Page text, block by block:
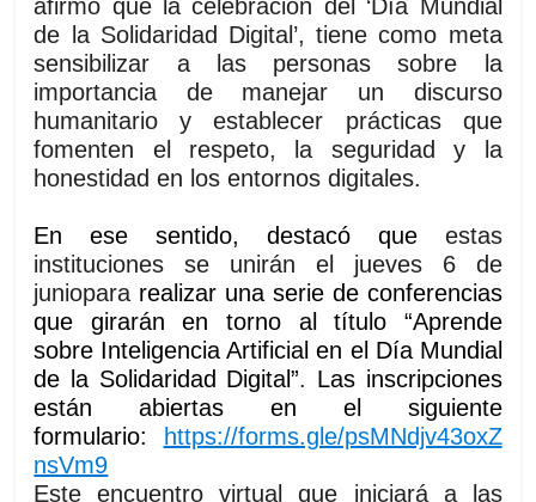
afirmó que la celebración del ‘Día Mundial
de la Solidaridad Digital’, tiene como meta
sensibilizar a las personas sobre la
importancia de manejar un discurso
humanitario y establecer prácticas que
fomenten el respeto, la seguridad y la
honestidad en los entornos digitales.
En ese sentido, destacó queestas
instituciones se unirán el jueves 6 de
juniopara realizar una serie de conferencias
que girarán en torno al título “Aprende
sobre Inteligencia Artificial en el Día Mundial
de la Solidaridad Digital”. Las inscripciones
están abiertas en el siguiente
formulario:
https://forms.gle/psMNdjv43oxZ
nsVm9
Este encuentro virtual que iniciará a las